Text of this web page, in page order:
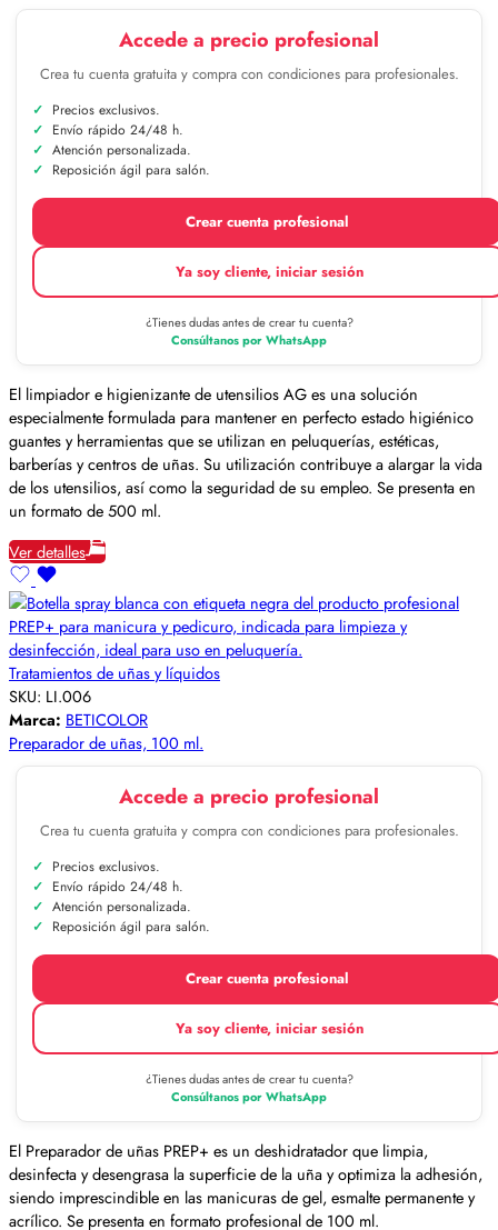
Accede a precio profesional
Crea tu cuenta gratuita y compra con condiciones para profesionales.
Precios exclusivos.
Envío rápido 24/48 h.
Atención personalizada.
Reposición ágil para salón.
Crear cuenta profesional
Ya soy cliente, iniciar sesión
¿Tienes dudas antes de crear tu cuenta?
Consúltanos por WhatsApp
El limpiador e higienizante de utensilios AG es una solución
especialmente formulada para mantener en perfecto estado higiénico
guantes y herramientas que se utilizan en peluquerías, estéticas,
barberías y centros de uñas. Su utilización contribuye a alargar la vida
de los utensilios, así como la seguridad de su empleo. Se presenta en
un formato de 500 ml.
Ver detalles
Tratamientos de uñas y líquidos
SKU: LI.006
Marca: BETICOLOR
Preparador de uñas, 100 ml.
Accede a precio profesional
Crea tu cuenta gratuita y compra con condiciones para profesionales.
Precios exclusivos.
Envío rápido 24/48 h.
Atención personalizada.
Reposición ágil para salón.
Crear cuenta profesional
Ya soy cliente, iniciar sesión
¿Tienes dudas antes de crear tu cuenta?
Consúltanos por WhatsApp
El Preparador de uñas PREP+ es un deshidratador que limpia,
desinfecta y desengrasa la superficie de la uña y optimiza la adhesión,
siendo imprescindible en las manicuras de gel, esmalte permanente y
acrílico. Se presenta en formato profesional de 100 ml.